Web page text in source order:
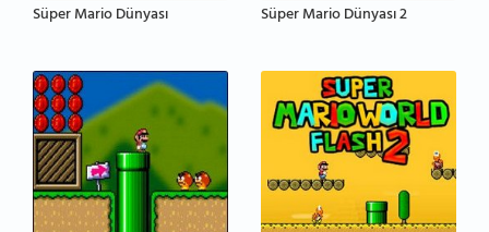
Süper Mario Dünyası Süper Mario Dünyası 2